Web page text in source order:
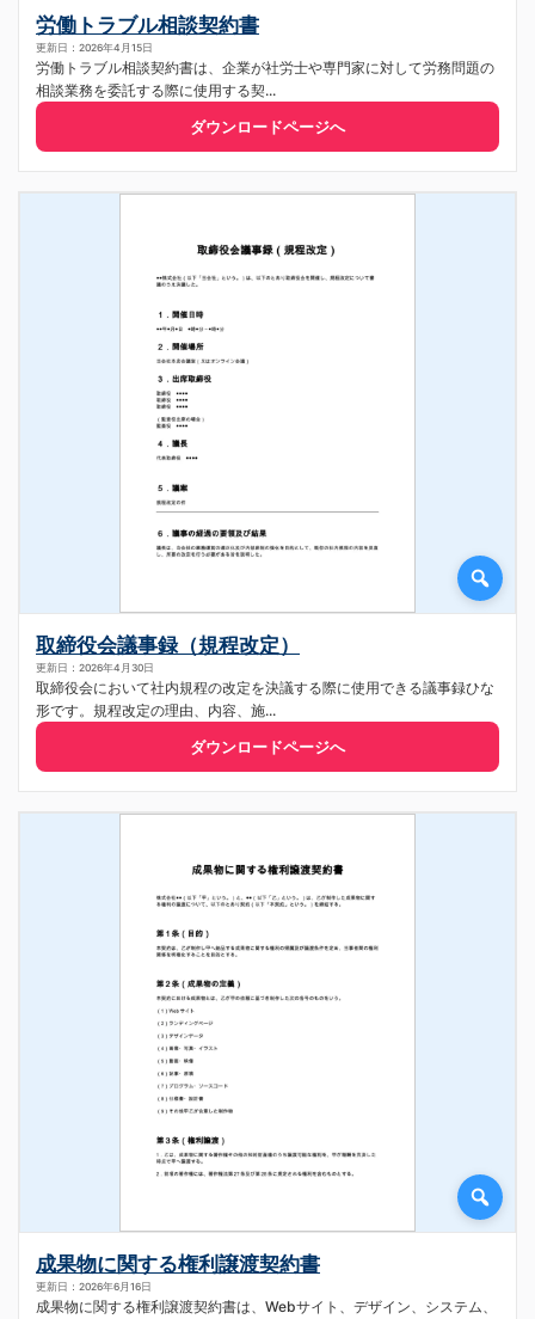
労働トラブル相談契約書
更新日：2026年4月15日
労働トラブル相談契約書は、企業が社労士や専門家に対して労務問題の
相談業務を委託する際に使用する契...
ダウンロードページへ
取締役会議事録（規程改定）
更新日：2026年4月30日
取締役会において社内規程の改定を決議する際に使用できる議事録ひな
形です。規程改定の理由、内容、施...
ダウンロードページへ
成果物に関する権利譲渡契約書
更新日：2026年6月16日
成果物に関する権利譲渡契約書は、Webサイト、デザイン、システム、